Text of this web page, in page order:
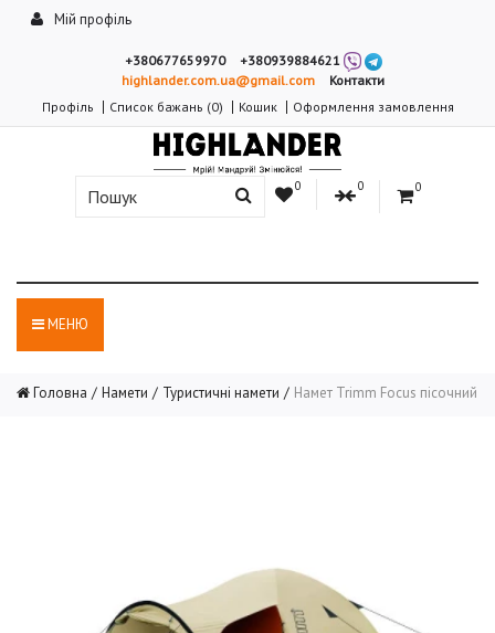
Мій профіль
+380677659970
+380939884621
highlander.com.ua@gmail.com
Контакти
Профіль
Список бажань (0) Кошик Оформлення замовлення
0 0 0
МЕНЮ
Головна Намети Туристичні намети Намет Trimm Focus пісочний